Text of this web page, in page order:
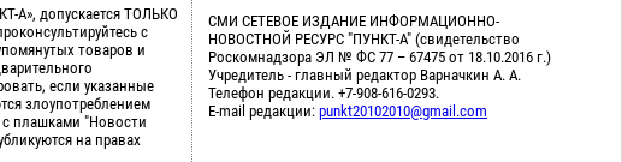
А», допускается ТОЛЬКО
с
товаров и
если указанные
злоупотреблением
плашками "Новости
на правах
СМИ СЕТЕВОЕ ИЗДАНИЕ ИНФОРМАЦИОННО-
НОВОСТНОЙ РЕСУРС "ПУНКТ-А" (свидетельство
Роскомнадзора ЭЛ № ФС 77 – 67475 от 18.10.2016 г.)
Учредитель - главный редактор Варначкин А. А.
Телефон редакции. +7-908-616-0293.
E-mail редакции: punkt20102010@gmail.com